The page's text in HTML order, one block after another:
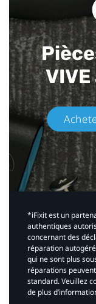
*iFixit est un
authentiques
concernant des
réparation
qui ne sont plus
réparations
standard. Veuillez
de plus